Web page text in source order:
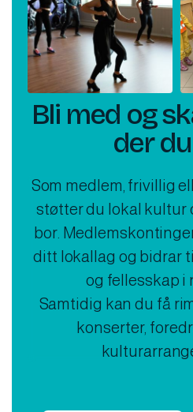
Bli med og
der
Som medlem, frivillig
støtter du lokal kultur
bor.
ditt lokallag og bidrar
og fellesskap i
Samtidig kan du få
konserter,